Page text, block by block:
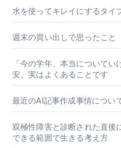
水を使ってキレイにするタイ
週末の買い出しで思ったこと
「今の学年、本当について
安、実はよくあることです
最近のAI記事作成事情につい
双極性障害と診断された直後
できる範囲で生きる考え方